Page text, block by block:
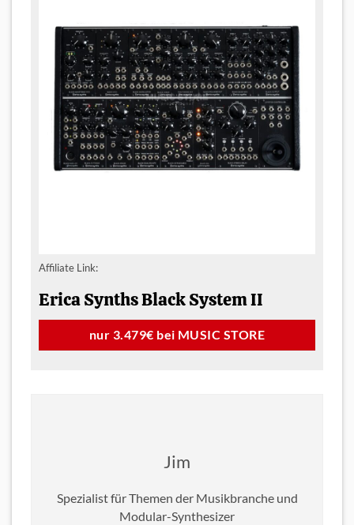
bleiben willst und stets über unsere
neuesten Beiträge informiert werden
willst, dann abonieren einfach unseren
NEWSLETTERoder unserenWHATS-
APPKanal!
Affiliate Link:
Erica Synths Black System II
nur 3.479€ bei MUSIC STORE
Jim
Spezialist für Themen der Musikbranche und
Modular-Synthesizer